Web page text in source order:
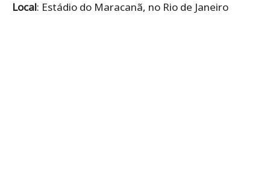
Local: Estádio do Maracanã, no Rio de Janeiro